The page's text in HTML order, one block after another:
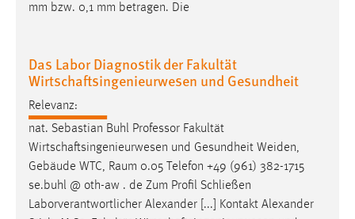
mm bzw. 0,1 mm betragen. Die
Das Labor Diagnostik der Fakultät
Wirtschaftsingenieurwesen und Gesundheit
Relevanz:
nat. Sebastian Buhl Professor Fakultät
Wirtschaftsingenieurwesen und Gesundheit Weiden,
Gebäude WTC, Raum 0.05 Telefon +49 (961) 382-1715
se.buhl @ oth-aw . de Zum Profil Schließen
Laborverantwortlicher Alexander [...] Kontakt Alexander